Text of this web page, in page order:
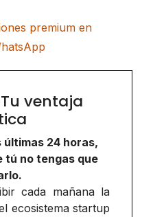
premium en
ventaja
últimas 24 horas,
tú no tengas que
cada mañana la
ecosistema startup